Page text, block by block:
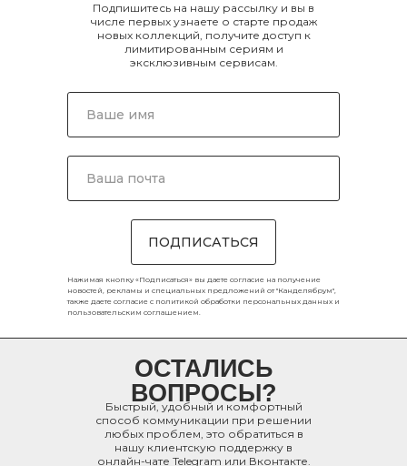
ОСТАЛИСЬ
ВОПРОСЫ?
Быстрый, удобный и комфортный
способ коммуникации при решении
любых проблем, это обратиться в
нашу клиентскую поддержку в
онлайн-чате Telegram или Вконтакте.
ПОДПИСАТЬСЯ
Подпишитесь на нашу рассылку и вы в
числе первых узнаете о старте продаж
новых коллекций, получите доступ к
лимитированным сериям и
эксклюзивным сервисам.
Нажимая кнопку «Подписаться» вы даете согласие на получение
новостей, рекламы и специальных предложений от "Канделябрум",
также даете согласие с политикой обработки персональных данных и
пользовательским соглашением.